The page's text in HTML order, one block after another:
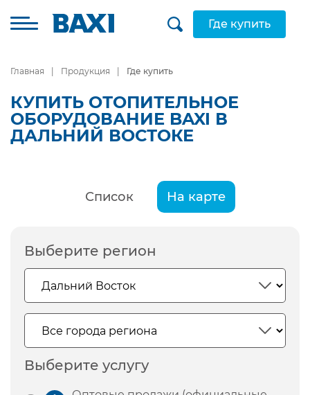
Где купить
Главная Продукция Где купить
КУПИТЬ ОТОПИТЕЛЬНОЕ
ОБОРУДОВАНИЕ BAXI В
ДАЛЬНИЙ ВОСТОКЕ
Список На карте
Выберите регион
Выберите услугу